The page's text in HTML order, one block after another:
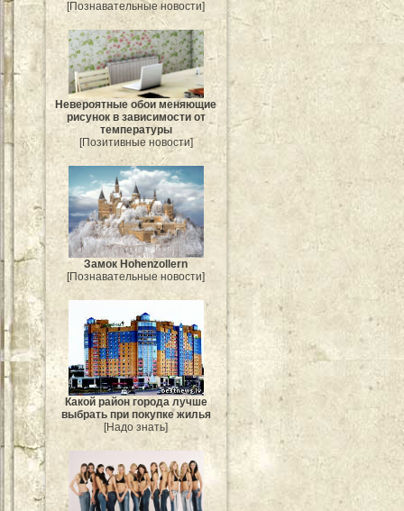
[Познавательные новости]
Невероятные обои меняющие
рисунок в зависимости от
температуры
[Позитивные новости]
Замок Hohenzollern
[Познавательные новости]
Какой район города лучше
выбрать при покупке жилья
[Надо знать]